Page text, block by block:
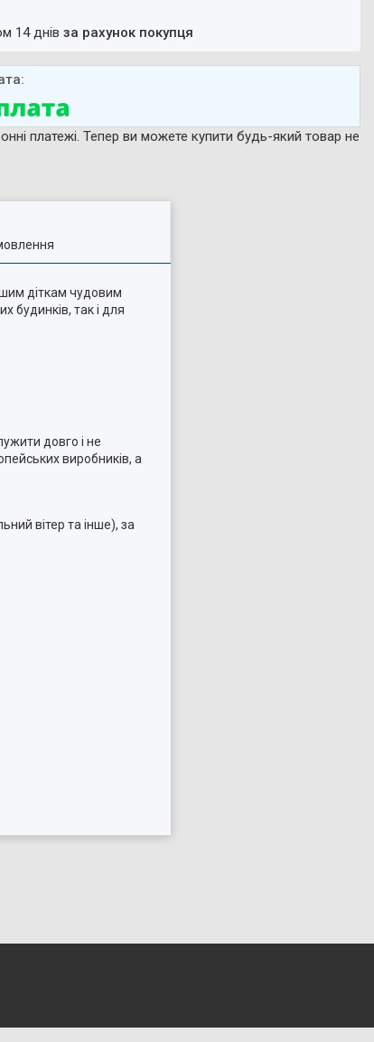
14 днівза рахунок покупця
платежі. Тепер ви можете купити будь-який товар не
діткам чудовим
будинків, так і для
довго і не
виробників, а
вітер та інше), за